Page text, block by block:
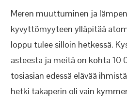
Meren muuttuminen ja
kyvyttömyyteen ylläpitää
loppu tulee silloin hetkessä.
asteesta ja meitä on kohta 10
tosiasian edessä elävää
hetki takaperin oli vain